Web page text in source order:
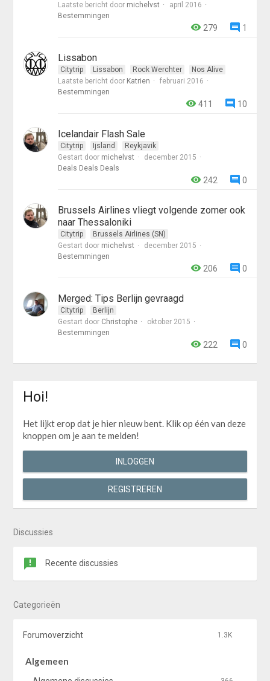
Laatste bericht door michelvst
april 2016
Bestemmingen
1
279
Lissabon
Citytrip Lissabon Rock Werchter
Nos Alive
Laatste bericht door Katrien
februari 2016
Bestemmingen
10
411
Icelandair Flash Sale
Citytrip Ijsland
Reykjavik
Gestart door michelvst
december 2015
Deals Deals Deals
0
242
Brussels Airlines vliegt volgende zomer ook
naar Thessaloniki
Citytrip
Brussels Airlines (SN)
Gestart door michelvst
december 2015
Bestemmingen
0
206
Merged: Tips Berlijn gevraagd
Citytrip
Berlijn
Gestart door Christophe
oktober 2015
Bestemmingen
0
222
Hoi!
Het lijkt erop dat je hier nieuw bent. Klik op één van deze
knoppen om je aan te melden!
INLOGGEN
REGISTREREN
Discussies
Recente discussies
Categorieën
1.3K
Forumoverzicht
Algemeen